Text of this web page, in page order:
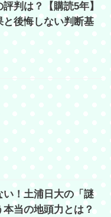
判は？【購読5年】
と後悔しない判断基
！土浦日大の「謎
当の地頭力とは？